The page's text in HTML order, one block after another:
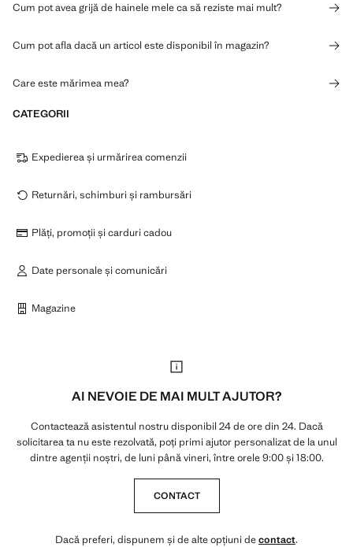
Cum pot avea grijă de hainele mele ca să reziste mai mult?
Cum pot afla dacă un articol este disponibil în magazin?
Care este mărimea mea?
CATEGORII
Expedierea și urmărirea comenzii
Returnări, schimburi și rambursări
Plăți, promoții și carduri cadou
Date personale și comunicări
Magazine
AI NEVOIE DE MAI MULT AJUTOR?
Contactează asistentul nostru disponibil 24 de ore din 24. Dacă
solicitarea ta nu este rezolvată, poți primi ajutor personalizat de la unul
dintre agenții noștri, de luni până vineri, între orele 9:00 și 18:00.
CONTACT
Dacă preferi, dispunem și de alte opțiuni decontact.